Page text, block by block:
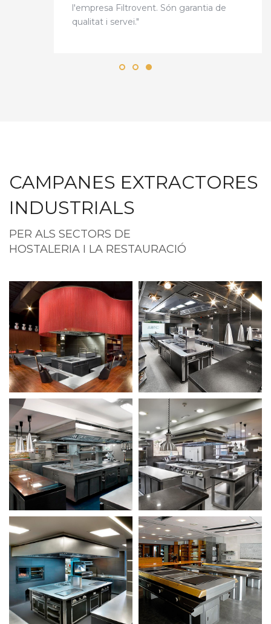
l'empresa Filtrovent. Són garantia de
qualitat i servei."
CAMPANES EXTRACTORES
INDUSTRIALS
PER ALS SECTORS DE
HOSTALERIA I LA RESTAURACIÓ